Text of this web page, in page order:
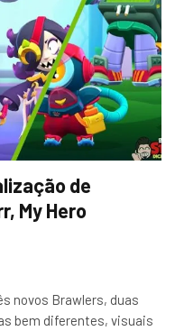
de
My Hero
novos Brawlers, duas
bem diferentes, visuais